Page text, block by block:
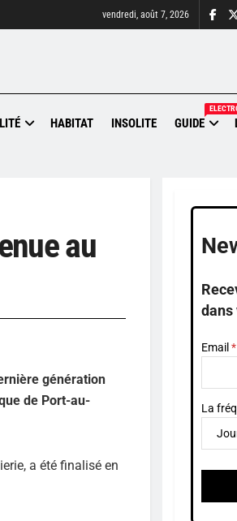
vendredi, août 7, 2026
HABITAT INSOLITE GUIDE
au
génération
de Port-au-
a été finalisé en
dans
Email
La